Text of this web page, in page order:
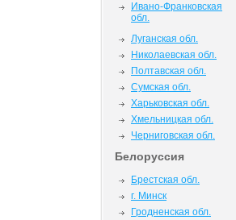
Ивано-Франковская
обл.
Луганская обл.
Николаевская обл.
Полтавская обл.
Сумская обл.
Харьковская обл.
Хмельницкая обл.
Черниговская обл.
Белоруссия
Брестская обл.
г. Минск
Гродненская обл.